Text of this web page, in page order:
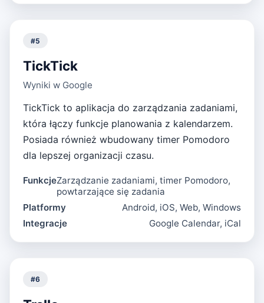
#5
TickTick
Wyniki w Google
TickTick to aplikacja do zarządzania zadaniami,
która łączy funkcje planowania z kalendarzem.
Posiada również wbudowany timer Pomodoro
dla lepszej organizacji czasu.
FunkcjeZarządzanie zadaniami, timer Pomodoro,
powtarzające się zadania
Platformy
Android, iOS, Web, Windows
Integracje
Google Calendar, iCal
#6